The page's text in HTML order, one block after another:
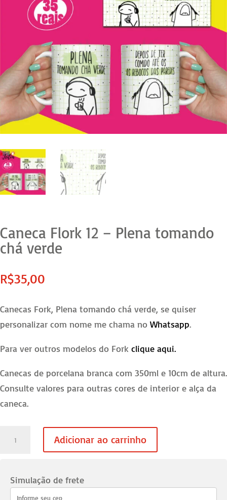
Caneca Flork 12 – Plena tomando
chá verde
R$35,00
Canecas Fork, Plena tomando chá verde, se quiser
personalizar com nome me chama no Whatsapp.
Para ver outros modelos do Fork clique aqui.
Canecas de porcelana branca com 350ml e 10cm de altura.
Consulte valores para outras cores de interior e alça da
caneca.
Plena
Adicionar ao carrinho
Simulação de frete